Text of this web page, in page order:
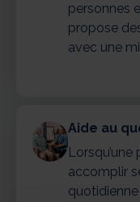
personnes
propose
avec une
Aide au
accomplir
quotidienne